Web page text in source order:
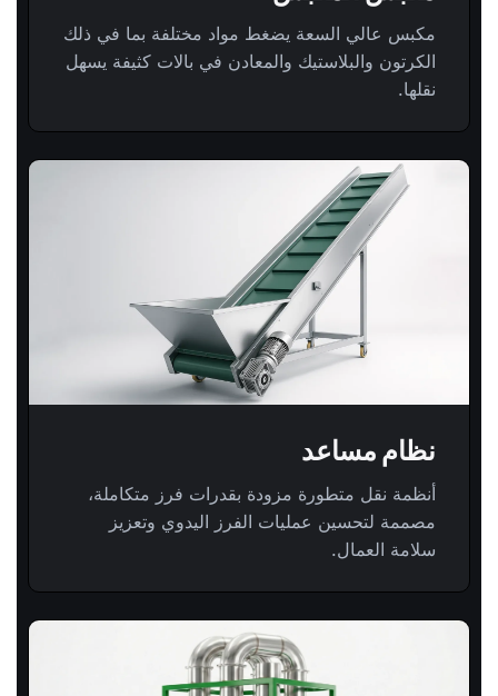
مكبس عالي السعة يضغط مواد مختلفة بما في ذلك
الكرتون والبلاستيك والمعادن في بالات كثيفة يسهل
نقلها.
نظام مساعد
أنظمة نقل متطورة مزودة بقدرات فرز متكاملة،
مصممة لتحسين عمليات الفرز اليدوي وتعزيز
سلامة العمال.